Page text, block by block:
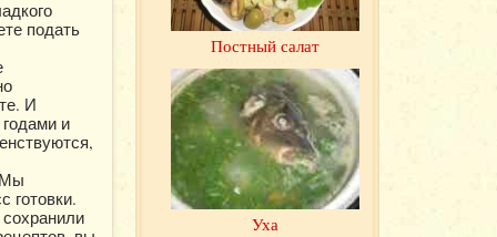
подать
И
и
Мы
готовки.
Постный салат
Уха